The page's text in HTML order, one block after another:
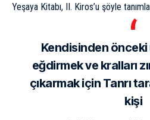
Yeşaya Kitabı, II. Kiros’u şöyle
Kendisinden önceki
eğdirmek ve kralları
çıkarmak için Tanrı
kişi